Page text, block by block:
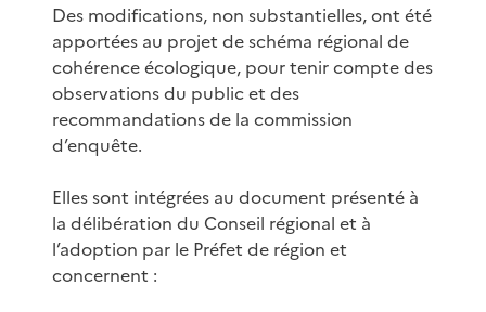
Des modifications, non substantielles, ont été
apportées au projet de schéma régional de
cohérence écologique, pour tenir compte des
observations du public et des
recommandations de la commission
d’enquête.
Elles sont intégrées au document présenté à
la délibération du Conseil régional et à
l’adoption par le Préfet de région et
concernent :